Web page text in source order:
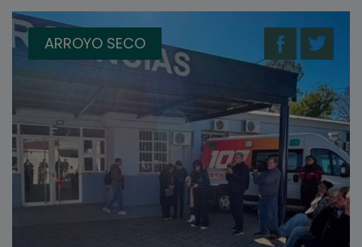
ARROYO SECO